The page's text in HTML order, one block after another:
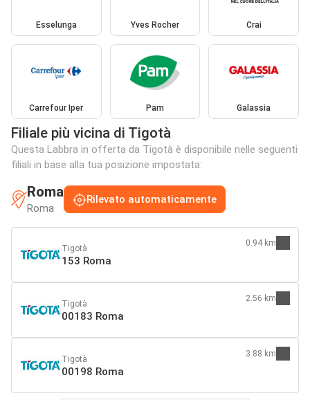
Esselunga Yves Rocher Crai
Carrefour Iper Pam Galassia
Filiale più vicina di Tigotà
Questa Labbra in offerta da Tigotà è disponibile nelle seguenti
filiali in base alla tua posizione impostata:
Roma
Roma
Rilevato automaticamente
Tigotà
153 Roma
0.94 km
Tigotà
00183 Roma
2.56 km
Tigotà
00198 Roma
3.88 km